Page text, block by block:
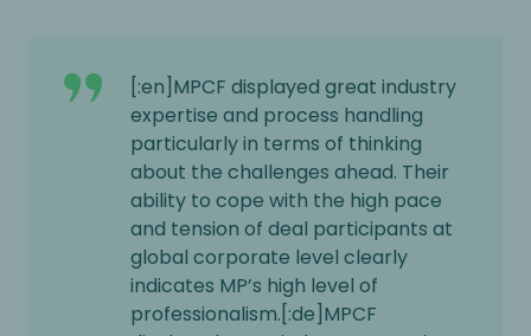
[:en]MPCF displayed great industry
expertise and process handling
particularly in terms of thinking
about the challenges ahead. Their
ability to cope with the high pace
and tension of deal participants at
global corporate level clearly
indicates MP’s high level of
professionalism.[:de]MPCF